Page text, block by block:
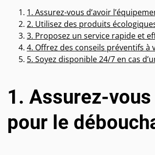
1. Assurez-vous d’avoir
2. Utilisez des produits
3. Proposez un service rapide et
4. Offrez des conseils préventifs
5. Soyez disponible 24/7 en cas
1. Assurez-vous
pour le